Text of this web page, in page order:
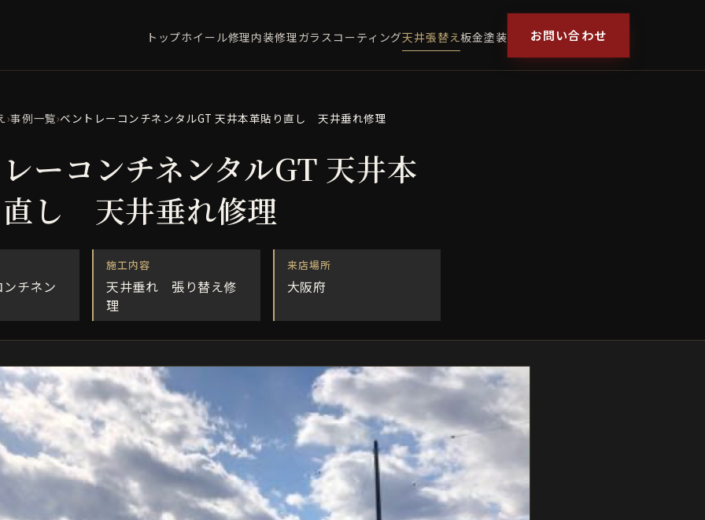
トップホイール修理内装修理ガラスコーティング天井張替え板金塗装 お問い合わせ
›事例一覧›ベントレーコンチネンタルGT 天井本革貼り直し 天井垂れ修理
ーコンチネンタルGT 天井本
し 天井垂れ修理
チネン
施工内容
天井垂れ 張り替え修
理
来店場所
大阪府